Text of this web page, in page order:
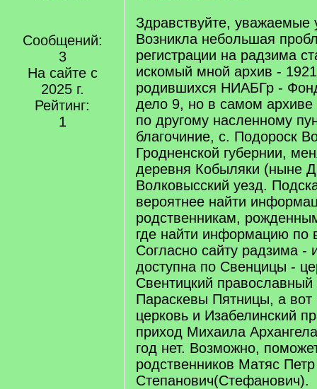
Сообщений:
3
На сайте с
2025 г.
Рейтинг:
1
Здравствуйте, уважаемые
Возникла небольшая
регистрации на радзима
искомый мной архив -
родившихся НИАБГр -
дело 9, но в самом архиве
по другому насленному
благочиние, с. Подороск
Гродненской губернии,
деревня Кобыляки (ныне
Волковысский уезд.
вероятнее найти
родственникам,
где найти информацию по
Согласно сайту радзима -
доступна по Свенцицы -
Свентицкий
Параскевы Пятницы, а вот
церковь и Изабелинский
приход Михаила
год нет. Возможно,
родственников Матяс Петр
Степанович(Cтефанович).